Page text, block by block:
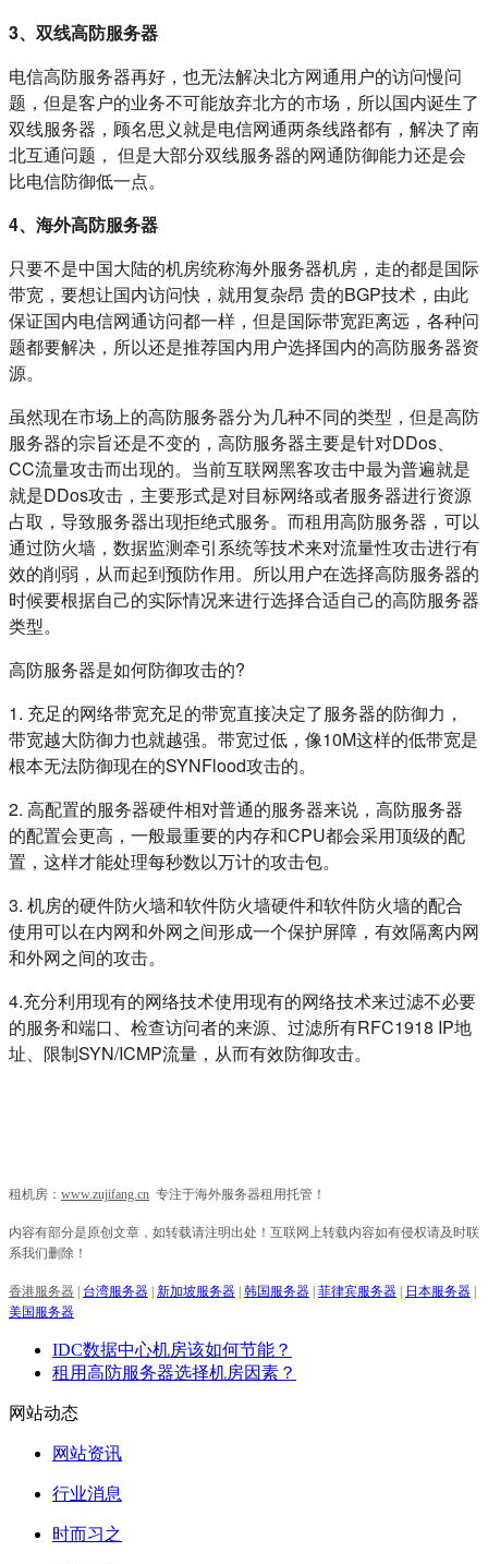
3、双线高防服务器
电信高防服务器再好，也无法解决北方网通用户的访问慢问
题，但是客户的业务不可能放弃北方的市场，所以国内诞生了
双线服务器，顾名思义就是电信网通两条线路都有，解决了南
北互通问题， 但是大部分双线服务器的网通防御能力还是会
比电信防御低一点。
4、海外高防服务器
只要不是中国大陆的机房统称海外服务器机房，走的都是国际
带宽，要想让国内访问快，就用复杂昂 贵的BGP技术，由此
保证国内电信网通访问都一样，但是国际带宽距离远，各种问
题都要解决，所以还是推荐国内用户选择国内的高防服务器资
源。
虽然现在市场上的高防服务器分为几种不同的类型，但是高防
服务器的宗旨还是不变的，高防服务器主要是针对DDos、
CC流量攻击而出现的。当前互联网黑客攻击中最为普遍就是
就是DDos攻击，主要形式是对目标网络或者服务器进行资源
占取，导致服务器出现拒绝式服务。而租用高防服务器，可以
通过防火墙，数据监测牵引系统等技术来对流量性攻击进行有
效的削弱，从而起到预防作用。所以用户在选择高防服务器的
时候要根据自己的实际情况来进行选择合适自己的高防服务器
类型。
高防服务器是如何防御攻击的?
1. 充足的网络带宽充足的带宽直接决定了服务器的防御力，
带宽越大防御力也就越强。带宽过低，像10M这样的低带宽是
根本无法防御现在的SYNFlood攻击的。
2. 高配置的服务器硬件相对普通的服务器来说，高防服务器
的配置会更高，一般最重要的内存和CPU都会采用顶级的配
置，这样才能处理每秒数以万计的攻击包。
3. 机房的硬件防火墙和软件防火墙硬件和软件防火墙的配合
使用可以在内网和外网之间形成一个保护屏障，有效隔离内网
和外网之间的攻击。
4.充分利用现有的网络技术使用现有的网络技术来过滤不必要
的服务和端口、检查访问者的来源、过滤所有RFC1918 IP地
址、限制SYN/ICMP流量，从而有效防御攻击。
租机房： www.zujifang.cn 专注于海外服务器租用托管！
内容有部分是原创文章，如转载请注明出处！互联网上转载内容如有侵权请及时联
系我们删除！
香港服务器 台湾服务器 新加坡服务器 韩国服务器 菲律宾服务器 日本服务器
美国服务器
IDC数据中心机房该如何节能？
租用高防服务器选择机房因素？
网站动态
网站资讯
行业消息
时而习之